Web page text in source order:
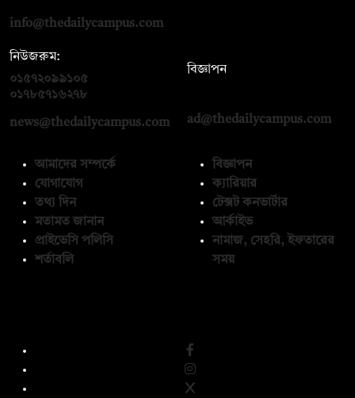
info@thedailycampus.com
নিউজরুম:
০১৫৭২০৯৯১০৫
০১৭৮৫৭১৬২৭৮
news@thedailycampus.com
বিজ্ঞাপন
ad@thedailycampus.com
আমাদের সম্পর্কে
যোগাযোগ
তথ্য দিন
মতামত জানান
প্রাইভেসি পলিসি
শর্তাবলি
বিজ্ঞাপন
ক্যারিয়ার
টেক্সট কনভার্টার
আর্কাইভ
নামাজ, সেহরি, ইফতারের
সময়